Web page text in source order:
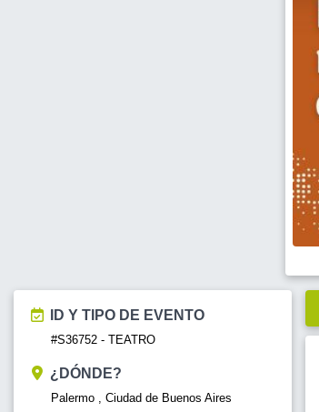
ID Y TIPO DE EVENTO
#S36752 - TEATRO
¿DÓNDE?
Palermo , Ciudad de Buenos Aires